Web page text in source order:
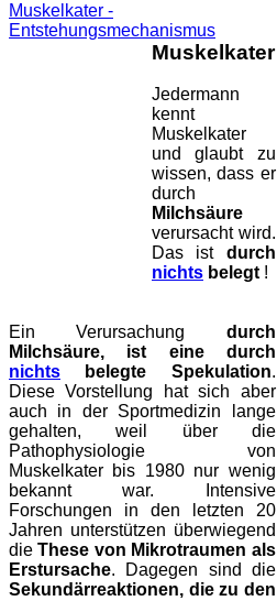
Muskelkater -
Entstehungsmechanismus
Muskelkater
Jedermann
kennt
Muskelkater
und glaubt zu
wissen, dass er
durch
Milchsäure
verursacht wird.
Das ist durch
nichts belegt !
Ein Verursachung durch
Milchsäure, ist eine durch
nichts belegte Spekulation.
Diese Vorstellung hat sich aber
auch in der Sportmedizin lange
gehalten, weil über die
Pathophysiologie von
Muskelkater bis 1980 nur wenig
bekannt war. Intensive
Forschungen in den letzten 20
Jahren unterstützen überwiegend
dieThese von Mikrotraumen als
Erstursache. Dagegen sind die
Sekundärreaktionen, die zu den